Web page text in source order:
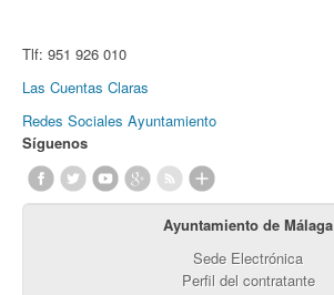
Tlf: 951 926 010
Las Cuentas Claras
Redes Sociales Ayuntamiento
Síguenos
Ayuntamiento de Málaga
Sede Electrónica
Perfil del contratante